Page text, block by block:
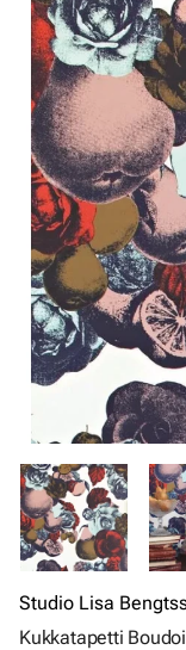
Studio Lisa
Kukkatapetti